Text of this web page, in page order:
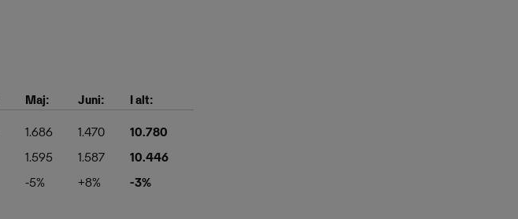
Maj: Juni: I alt:
1.686 1.470
10.780
1.595 1.587
10.446
-5% +8% -3%